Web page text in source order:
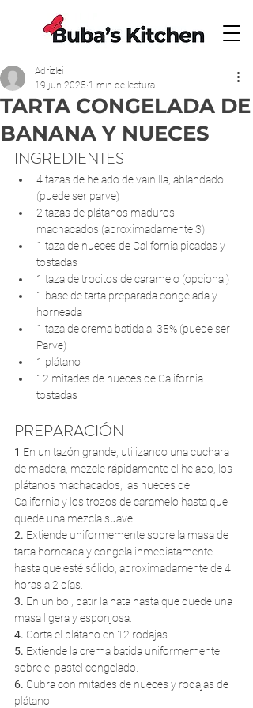
TARTA CONGELADA DE
BANANA Y NUECES
Adrizlei
19 jun 2025 1 min de lectura
INGREDIENTES
4 tazas de helado de vainilla, ablandado
(puede ser parve)
2 tazas de plátanos maduros
machacados (aproximadamente 3)
1 taza de nueces de California picadas y
tostadas
1 taza de trocitos de caramelo (opcional)
1 base de tarta preparada congelada y
horneada
1 taza de crema batida al 35% (puede ser
Parve)
1 plátano
12 mitades de nueces de California
tostadas
PREPARACIÓN
1 En un tazón grande, utilizando una cuchara
de madera, mezcle rápidamente el helado, los
plátanos machacados, las nueces de
California y los trozos de caramelo hasta que
quede una mezcla suave.
2. Extiende uniformemente sobre la masa de
tarta horneada y congela inmediatamente
hasta que esté sólido, aproximadamente de 4
horas a 2 días.
3. En un bol, batir la nata hasta que quede una
masa ligera y esponjosa.
4. Corta el plátano en 12 rodajas.
5. Extiende la crema batida uniformemente
sobre el pastel congelado.
6. Cubra con mitades de nueces y rodajas de
plátano.